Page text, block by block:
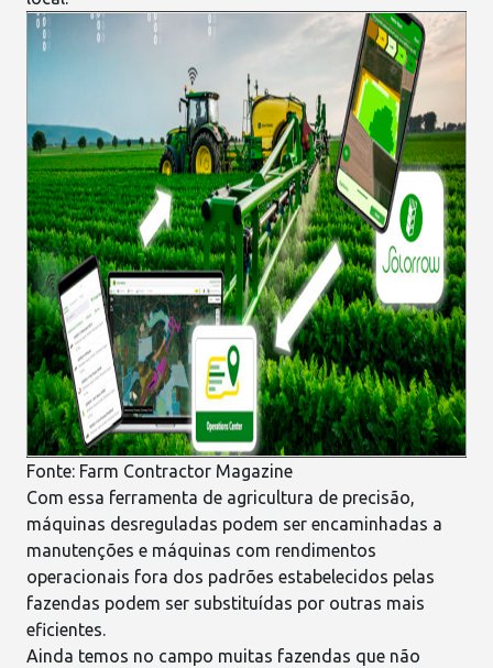
Fonte: Farm Contractor Magazine
Com essa ferramenta de agricultura de precisão,
máquinas desreguladas podem ser encaminhadas a
manutenções e máquinas com rendimentos
operacionais fora dos padrões estabelecidos pelas
fazendas podem ser substituídas por outras mais
eficientes.
Ainda temos no campo muitas fazendas que não